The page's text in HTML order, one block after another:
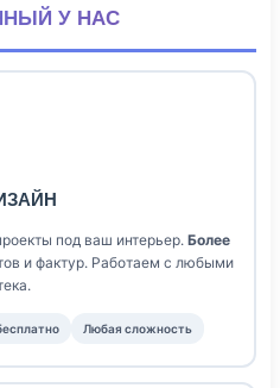
У НАС
под ваш интерьер. Более
и фактур. Работаем с любыми
Любая сложность